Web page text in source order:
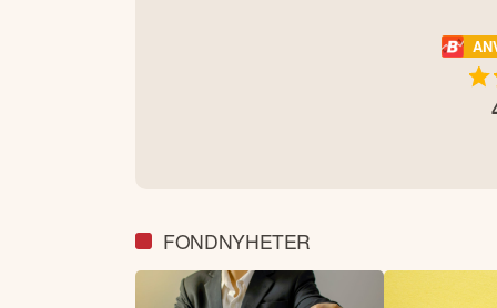
FONDNYHETER